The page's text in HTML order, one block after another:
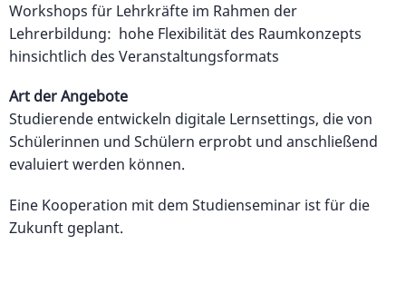
Workshops für Lehrkräfte im Rahmen der
Lehrerbildung: hohe Flexibilität des Raumkonzepts
hinsichtlich des Veranstaltungsformats
Art der Angebote
Studierende entwickeln digitale Lernsettings, die von
Schülerinnen und Schülern erprobt und anschließend
evaluiert werden können.
Eine Kooperation mit dem Studienseminar ist für die
Zukunft geplant.